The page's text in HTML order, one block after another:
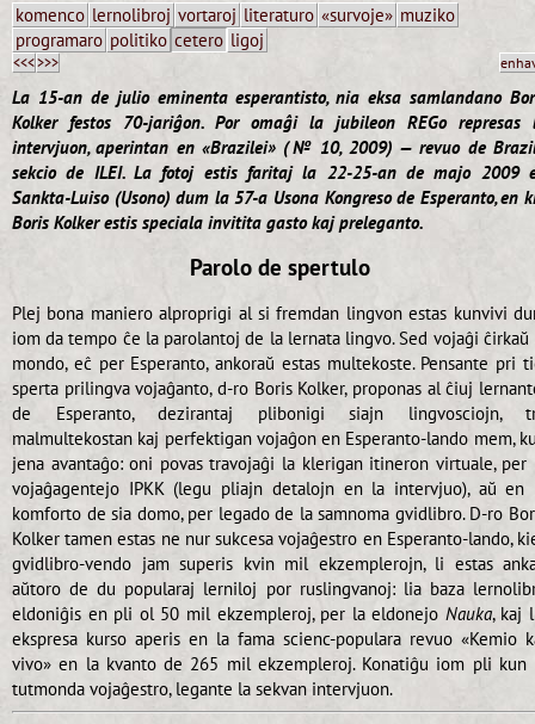
komenco lernolibroj vortaroj literaturo «survoje» muziko
programaro politiko cetero ligoj
<<<>>>
La 15-an de julio eminenta esperantisto, nia eksa samlandano
Kolker festos 70-jariĝon. Por omaĝi la jubileon REGo represas
intervjuon, aperintan en «Brazilei» (№ 10, 2009) — revuo de
sekcio de ILEI. La fotoj estis faritaj la 22-25-an de majo 2009
Sankta-Luiso (Usono) dum la 57-a Usona Kongreso de Esperanto, en
Boris Kolker estis speciala invitita gasto kaj preleganto.
Parolo de spertulo
Plej bona maniero alproprigi al si fremdan lingvon estas kunvivi
iom da tempo ĉe la parolantoj de la lernata lingvo. Sed vojaĝi ĉirkaŭ
mondo, eĉ per Esperanto, ankoraŭ estas multekoste. Pensante pri
sperta prilingva vojaĝanto, d-ro Boris Kolker, proponas al ĉiuj
de Esperanto, dezirantaj plibonigi siajn lingvosciojn,
malmultekostan kaj perfektigan vojaĝon en Esperanto-lando mem,
jena avantaĝo: oni povas travojaĝi la klerigan itineron virtuale, per
vojaĝagentejo IPKK (legu pliajn detalojn en la intervjuo), aŭ en
komforto de sia domo, per legado de la samnoma gvidlibro. D-ro
Kolker tamen estas ne nur sukcesa vojaĝestro en Esperanto-lando,
gvidlibro-vendo jam superis kvin mil ekzemplerojn, li estas
aŭtoro de du popularaj lerniloj por ruslingvanoj: lia baza
eldoniĝis en pli ol 50 mil ekzempleroj, per la eldonejo Nauka, kaj
ekspresa kurso aperis en la fama scienc-populara revuo «Kemio
vivo» en la kvanto de 265 mil ekzempleroj. Konatiĝu iom pli kun
tutmonda vojaĝestro, legante la sekvan intervjuon.